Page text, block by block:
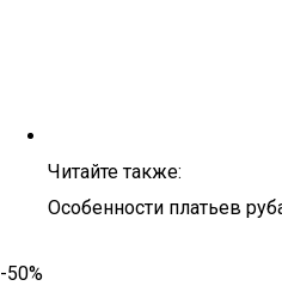
Читайте также:
Особенности платьев
-50%